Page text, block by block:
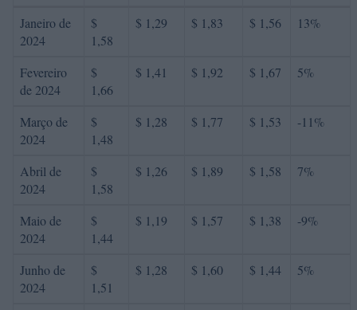
Janeiro de
2024
$
1,58
$ 1,29 $ 1,83 $ 1,56 13%
Fevereiro
de 2024
$
1,66
$ 1,41 $ 1,92 $ 1,67 5%
Março de
2024
$
1,48
$ 1,28 $ 1,77 $ 1,53 -11%
Abril de
2024
$
1,58
$ 1,26 $ 1,89 $ 1,58 7%
Maio de
2024
$
1,44
$ 1,19 $ 1,57 $ 1,38 -9%
Junho de
2024
$
1,51
$ 1,28 $ 1,60 $ 1,44 5%